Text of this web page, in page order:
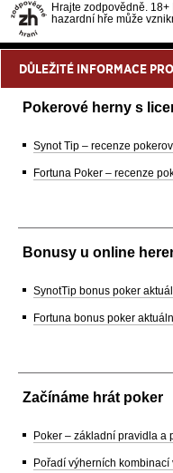
Hrajte zodpovědně.
hazardní hře může
DŮLEŽITÉ INFORMACE
Pokerové herny s
Synot Tip – recenze
Fortuna Poker – recenze
Bonusy u online
SynotTip bonus poker
Fortuna bonus poker
Začínáme hrát poker
Poker – základní pravidla a
Pořadí výherních kombinací